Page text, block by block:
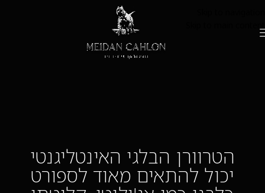
הטרוורן הבלגי האינטליגנטי
יכול להתאים מאוד לספורט